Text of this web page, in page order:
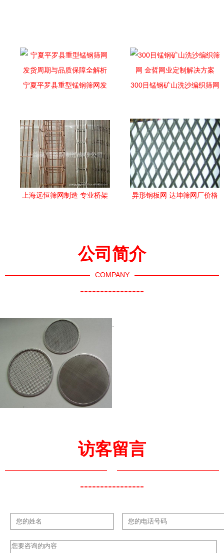
宁夏平罗县重型锰钢筛网发
300目锰钢矿山洗沙编织筛网
上海远恒筛网制造 专业桥架
异形钢板网 达坤筛网厂价格
公司简介
COMPANY
----------------
-
访客留言
----------------